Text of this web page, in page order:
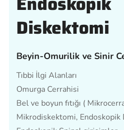
Diskektomi
Beyin-Omurilik ve Sinir
Tıbbi İlgi Alanları
Omurga Cerrahisi
Bel ve boyun fıtığı (
Mikrodiskektomi, Endoskopik